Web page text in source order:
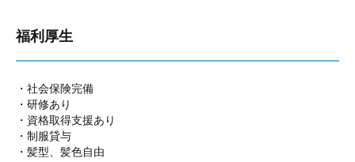
福利厚生
・社会保険完備
・研修あり
・資格取得支援あり
・制服貸与
・髪型、髪色自由